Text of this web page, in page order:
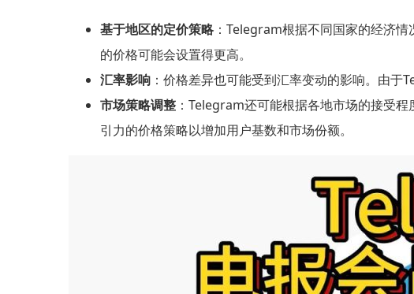
基于地区的定价策略：Telegram根据不同国家的经济
的价格可能会设置得更高。
汇率影响 ：价格差异也可能受到汇率变动的影响。由于
市场策略调整 ：Telegram还可能根据各地市场的接受
引力的价格策略以增加用户基数和市场份额。